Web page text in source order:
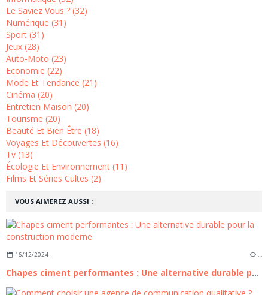
VOUS AIMEREZ AUSSI :
16/12/2024 …
Chapes ciment performantes : Une alternative durable pour la construction moderne
Le Saviez Vous ? (32)
Numérique (31)
Sport (31)
Jeux (28)
Auto-Moto (23)
Economie (22)
Mode Et Tendance (21)
Cinéma (20)
Entretien Maison (20)
Tourisme (20)
Beauté Et Bien Être (18)
Voyages Et Découvertes (16)
Tv (13)
Écologie Et Environnement (11)
Films Et Séries Cultes (2)